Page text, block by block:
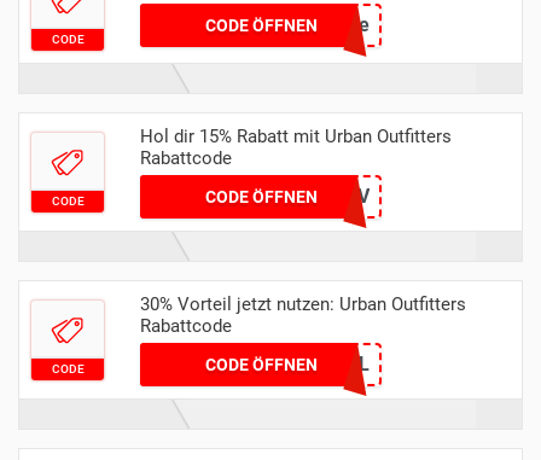
CODE
CODE ÖFFNENv762ze
CODE
Hol dir 15% Rabatt mit Urban Outfitters
Rabattcode
CODE ÖFFNENSOFIAPMV
CODE
30% Vorteil jetzt nutzen: Urban Outfitters
Rabattcode
CODE ÖFFNEN30FREEDEL